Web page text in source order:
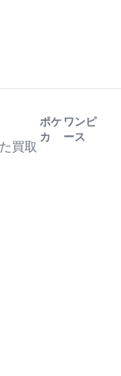
買取
ポケ
カ
ワンピ
ース